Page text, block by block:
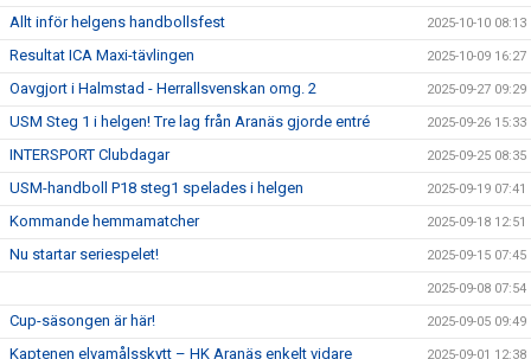
Allt inför helgens handbollsfest 2025-10-10 08:13
Resultat ICA Maxi-tävlingen 2025-10-09 16:27
Oavgjort i Halmstad - Herrallsvenskan omg. 2 2025-09-27 09:29
USM Steg 1 i helgen! Tre lag från Aranäs gjorde entré 2025-09-26 15:33
INTERSPORT Clubdagar 2025-09-25 08:35
USM-handboll P18 steg1 spelades i helgen 2025-09-19 07:41
Kommande hemmamatcher 2025-09-18 12:51
Nu startar seriespelet! 2025-09-15 07:45
2025-09-08 07:54
Cup-säsongen är här! 2025-09-05 09:49
Kaptenen elvamålsskytt – HK Aranäs enkelt vidare 2025-09-01 12:38